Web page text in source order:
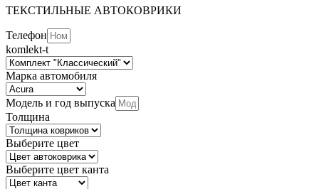
ТЕКСТИЛЬНЫЕ АВТОКОВРИКИ
Телефон
komlekt-t
Марка автомобиля
Модель и год выпуска
Толщина
Выберите цвет
Выберите цвет канта